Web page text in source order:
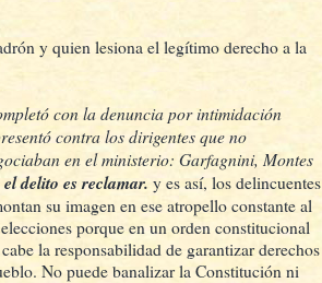
y quien lesiona el legítimo derecho a la
con la denuncia por intimidación
contra los dirigentes que no
en el ministerio: Garfagnini, Montes
delito es reclamar. y es así, los delincuentes
su imagen en ese atropello constante al
porque en un orden constitucional
la responsabilidad de garantizar derechos
No puede banalizar la Constitución ni